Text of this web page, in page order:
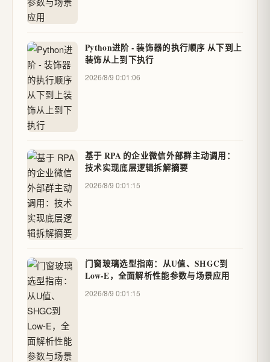
Python进阶 - 装饰器的执行顺序 从下到上
装饰从上到下执行
2026/8/9 0:01:06
基于 RPA 的企业微信外部群主动调用：
技术实现底层逻辑拆解摘要
2026/8/9 0:01:15
门窗玻璃选型指南：从U值、SHGC到
Low-E，全面解析性能参数与场景应用
2026/8/9 0:01:15